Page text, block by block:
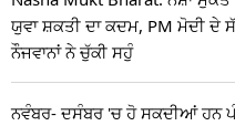
ਯੁਵਾ ਸ਼ਕਤੀ ਦਾ ਕਦਮ, PM ਮੋਦੀ ਦੇ
ਨੌਜਵਾਨਾਂ ਨੇ ਚੁੱਕੀ ਸਹੁੰ
ਨਵੰਬਰ- ਦਸੰਬਰ 'ਚ ਹੋ ਸਕਦੀਆਂ ਹਨ